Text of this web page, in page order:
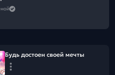
Будь достоен своей мечты